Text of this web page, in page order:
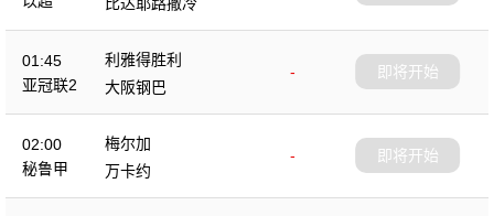
01:45
亚冠联2
利雅得胜利
-
大阪钢巴
即将开始
02:00
秘鲁甲
梅尔加
-
万卡约
即将开始